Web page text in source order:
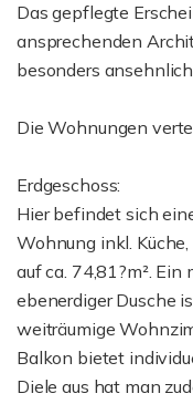
Das gepflegte
ansprechenden
besonders
Die Wohnungen
Erdgeschoss:
Hier befindet sich
Wohnung inkl.
auf ca. 74,81?m².
ebenerdiger Dusche
weiträumige
Balkon bietet
Diele aus hat man